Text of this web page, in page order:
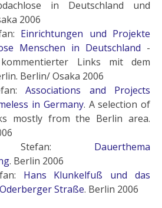
in Deutschland und
2006
Einrichtungen und Projekte
Menschen in Deutschland -
Links mit dem
Berlin/ Osaka 2006
Associations and Projects
in Germany. A selection of
mostly from the Berlin area.
Dauerthema
. Berlin 2006
Hans Klunkelfuß und das
Straße. Berlin 2006